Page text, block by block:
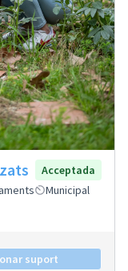
Acceptada
Municipal
suport